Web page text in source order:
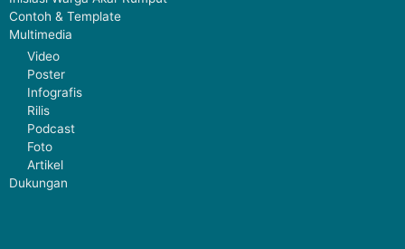
Contoh & Template
Multimedia
Video
Poster
Infografis
Rilis
Podcast
Foto
Artikel
Dukungan